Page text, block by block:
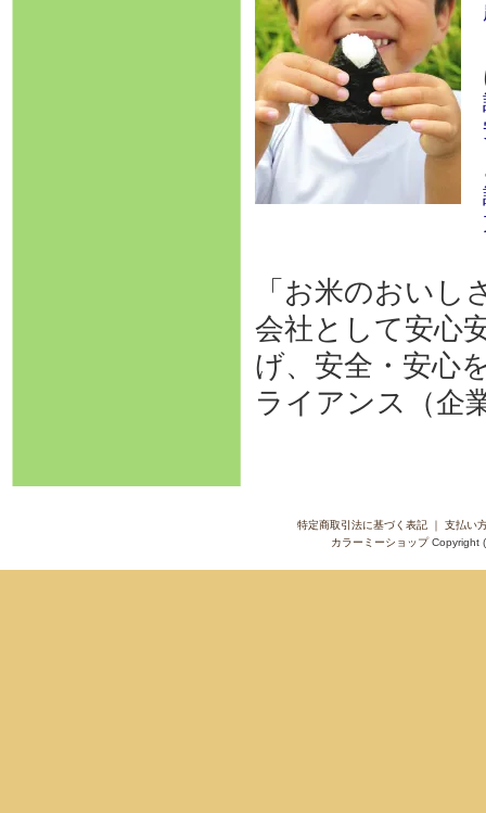
「お米のおい
会社として安心
げ、安全・安心
ライアンス（企
特定商取引法に基づく表記｜ 支払い
カラーミーショップCopyright